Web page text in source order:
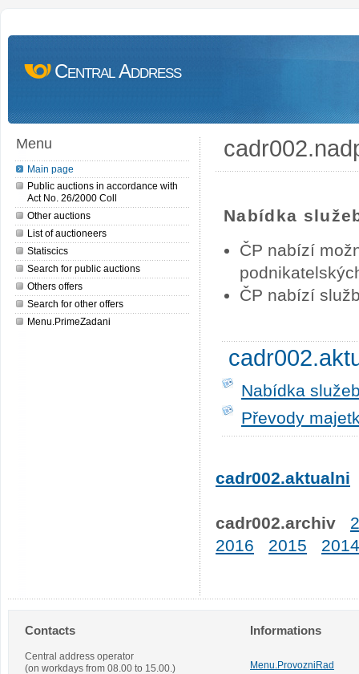
Central Address
Menu
Main page
Public auctions in accordance with
Act No. 26/2000 Coll
Other auctions
List of auctioneers
Statiscics
Search for public auctions
Others offers
Search for other offers
Menu.PrimeZadani
Nabídka
ČP nabízí
ČP nabízí
Nabídka
Převody
cadr002.aktualni
cadr002.archiv
2016
2015 2014
Contacts
Central address operator
(on workdays from 08.00 to 15.00.)
Informations
Menu.ProvozniRad